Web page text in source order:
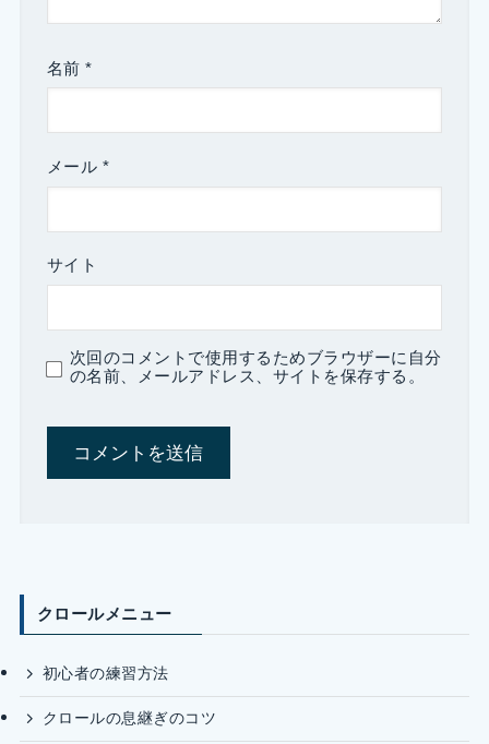
名前*
メール *
サイト
次回のコメントで使用するためブラウザーに自分
の名前、メールアドレス、サイトを保存する。
クロールメニュー
初心者の練習方法
クロールの息継ぎのコツ